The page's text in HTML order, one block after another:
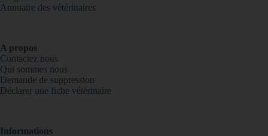
Annuaire des vétérinaires
A propos
Contactez nous
Qui sommes nous
Demande de suppression
Déclarer une fiche vétérinaire
Informations